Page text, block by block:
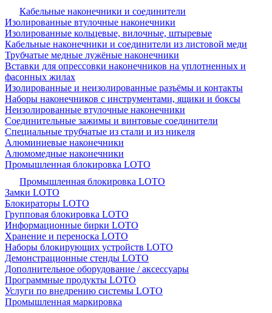
Кабельные наконечники и соединители
Изолированные втулочные наконечники
Изолированные кольцевые, вилочные, штыревые
Кабельные наконечники и соединители из листовой меди
Трубчатые медные лужёные наконечники
Вставки для опрессовки наконечников на уплотненных и
фасонных жилах
Изолированные и неизолированные разъёмы и контакты
Наборы наконечников с инструментами, ящики и боксы
Неизолированные втулочные наконечники
Соединительные зажимы и винтовые соединители
Специальные трубчатые из стали и из никеля
Алюминиевые наконечники
Алюмомедные наконечники
Промышленная блокировка LOTO
Промышленная блокировка LOTO
Замки LOTO
Блокираторы LOTO
Групповая блокировка LOTO
Информационные бирки LOTO
Хранение и переноска LOTO
Наборы блокирующих устройств LOTO
Демонстрационные стенды LOTO
Дополнительное оборудование / аксессуары
Программные продукты LOTO
Услуги по внедрению системы LOTO
Промышленная маркировка